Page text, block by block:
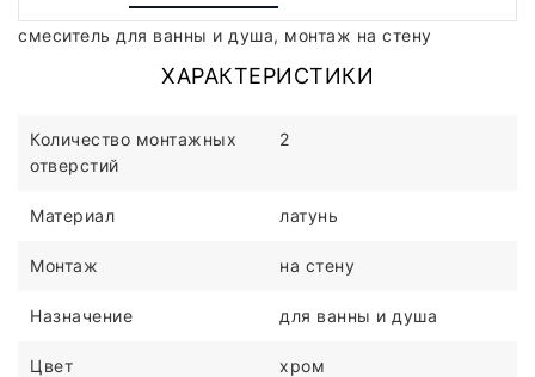
смеситель для ванны и душа, монтаж на стену
ХАРАКТЕРИСТИКИ
Количество монтажных
отверстий
2
Материал латунь
Монтаж на стену
Назначение для ванны и душа
Цвет хром